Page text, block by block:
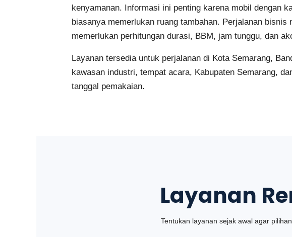
kenyamanan. Informasi ini penting karena mobil dengan
biasanya memerlukan ruang tambahan. Perjalanan
memerlukan perhitungan durasi, BBM, jam tunggu, dan
Layanan tersedia untuk perjalanan di Kota Semarang,
kawasan industri, tempat acara, Kabupaten Semarang,
tanggal pemakaian.
Layanan
Tentukan layanan sejak awal agar